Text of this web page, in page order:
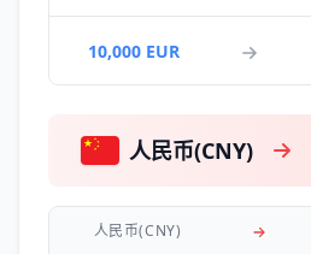
10,000 EUR
人民币(CNY)
人民币(CNY)